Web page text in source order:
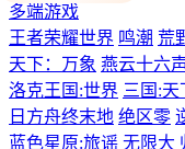
多端游戏
王者荣耀世界 鸣潮 荒
天下：万象 燕云十六
洛克王国:世界 三国:天
日方舟终末地 绝区零
蓝色星原:旅谣 无限大